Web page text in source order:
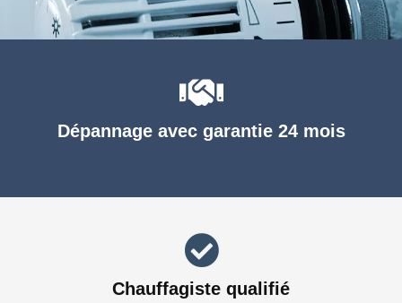
Dépannage avec garantie 24 mois
Chauffagiste qualifié